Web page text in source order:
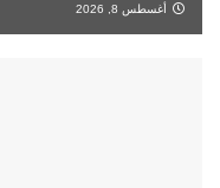
أغسطس 8, 2026